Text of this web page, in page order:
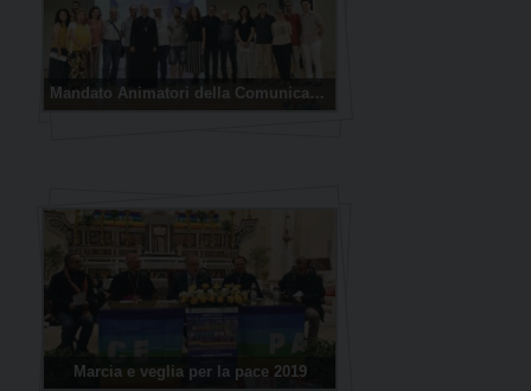
Mandato Animatori della Comunicazione 2019
Marcia e veglia per la pace 2019